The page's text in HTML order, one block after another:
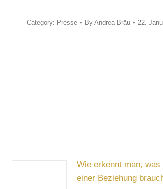
Category: Presse By Andrea Bräu 22.
Wie erkennt man, was
einer Beziehung